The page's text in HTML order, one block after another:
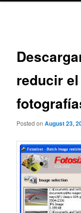
reducir
Posted onAugust 23,